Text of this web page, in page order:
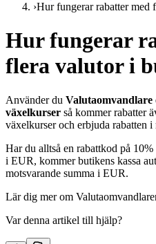
›Hur fungerar rabatter med
Hur fungerar
flera valutor i
Använder du Valutaomvandlare
växelkurser så kommer rabatter
växelkurser och erbjuda rabatten i
Har du alltså en rabattkod på
i EUR, kommer butikens kassa
motsvarande summa i EUR.
Lär dig mer om
Var denna artikel till hjälp?